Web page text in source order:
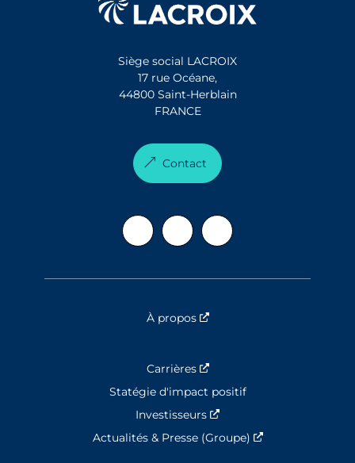
Siège social LACROIX
17 rue Océane,
44800 Saint-Herblain
FRANCE
Contact
À propos Nouvelle fenêtre
Carrières
Nouvelle fenêtre
Statégie d'impact positif
Investisseurs
Actualités & Presse (Groupe)
Nouvelle fenêtre